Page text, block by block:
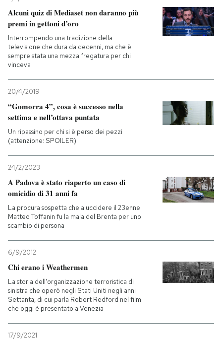
Alcuni quiz di Mediaset non daranno più
premi in gettoni d’oro
Interrompendo una tradizione della
televisione che dura da decenni, ma che è
sempre stata una mezza fregatura per chi
vinceva
20/4/2019
“Gomorra 4”, cosa è successo nella
settima e nell’ottava puntata
Un ripassino per chi si è perso dei pezzi
(attenzione: SPOILER)
24/2/2023
A Padova è stato riaperto un caso di
omicidio di 31 anni fa
La procura sospetta che a uccidere il 23enne
Matteo Toffanin fu la mala del Brenta per uno
scambio di persona
6/9/2012
Chi erano i Weathermen
La storia dell'organizzazione terroristica di
sinistra che operò negli Stati Uniti negli anni
Settanta, di cui parla Robert Redford nel film
che oggi è presentato a Venezia
17/9/2021